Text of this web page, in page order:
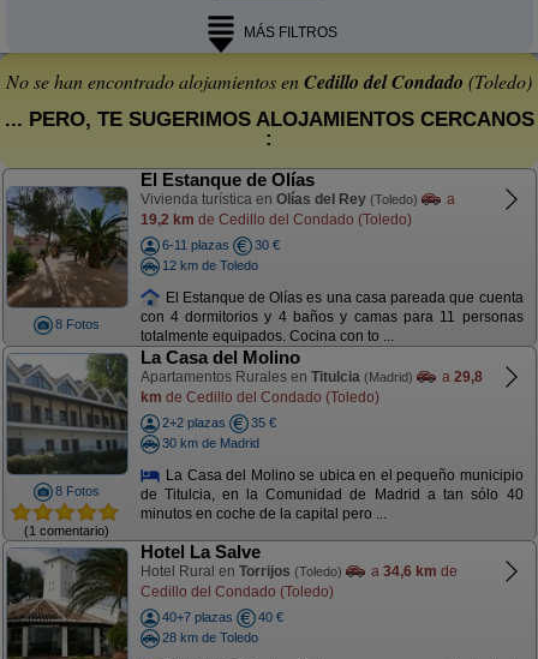
MÁS FILTROS
No se han encontrado alojamientos enCedillo del Condado (Toledo)
... PERO, TE SUGERIMOS ALOJAMIENTOS CERCANOS
:
8 Fotos
El Estanque de Olías
Vivienda turística en Olías del Rey (Toledo)
a
19,2 km de Cedillo del Condado (Toledo)
6-11 plazas
30 €
12 km de Toledo
El Estanque de Olías es una casa pareada que cuenta
con 4 dormitorios y 4 baños y camas para 11 personas
totalmente equipados. Cocina con to ...
8 Fotos
(1 comentario)
La Casa del Molino
Apartamentos Rurales en Titulcia (Madrid) a 29,8
km de Cedillo del Condado (Toledo)
2+2 plazas
35 €
30 km de Madrid
La Casa del Molino se ubica en el pequeño municipio
de Titulcia, en la Comunidad de Madrid a tan sólo 40
minutos en coche de la capital pero ...
Hotel La Salve
Hotel Rural en Torrijos (Toledo) a 34,6 km de
Cedillo del Condado (Toledo)
40+7 plazas
40 €
28 km de Toledo